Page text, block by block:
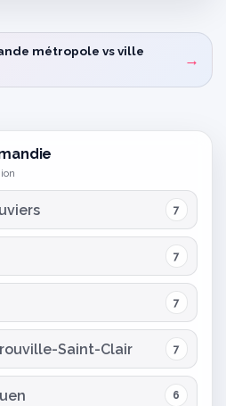
métropole vs ville
→
7
7
7
Saint-Clair 7
6